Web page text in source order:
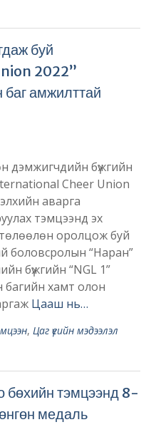
буй
2022”
амжилттай
дэмжигчдийн бүжгийн
Cheer Union
аварга
тэмцээнд эх
оролцож буй
боловсролын “Наран”
бүжгийн “NGL 1”
багийн хамт олон
Цааш нь…
, Цаг үеийн мэдээлэл
тэмцээнд 8-
медаль